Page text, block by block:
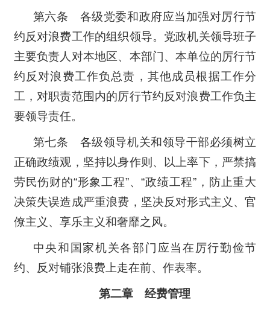
第六条 各级党委和政府应当加强对厉行节
约反对浪费工作的组织领导。党政机关领导班子
主要负责人对本地区、本部门、本单位的厉行节
约反对浪费工作负总责，其他成员根据工作分
工，对职责范围内的厉行节约反对浪费工作负主
要领导责任。
第七条 各级领导机关和领导干部必须树立
正确政绩观，坚持以身作则、以上率下，严禁搞
劳民伤财的“形象工程”、“政绩工程”，防止重大
决策失误造成严重浪费，坚决反对形式主义、官
僚主义、享乐主义和奢靡之风。
中央和国家机关各部门应当在厉行勤俭节
约、反对铺张浪费上走在前、作表率。
第二章 经费管理